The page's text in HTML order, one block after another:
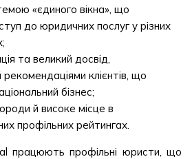
«єдиного вікна», що
до юридичних послуг у різних
та великий досвід,
клієнтів, що
бізнес;
й високе місце в
профільних рейтингах.
працюють профільні юристи, що